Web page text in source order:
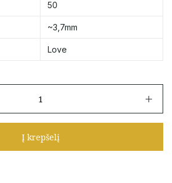
50
~3,7mm
Love
Į krepšelį